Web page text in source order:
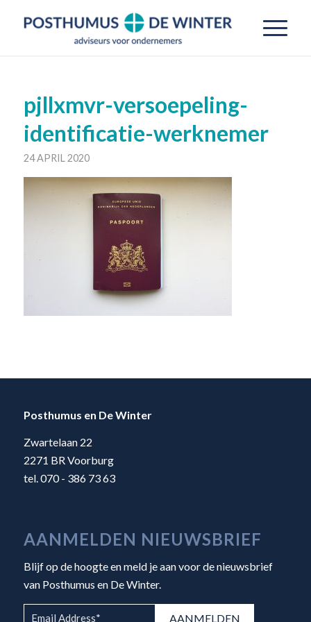
pjllxmvr-versoepeling-
identificatie-werknemer
24 APRIL 2020
Posthumus en De Winter
Zwartelaan 22
2271 BR Voorburg
tel. 070 - 386 73 63
AANMELDEN NIEUWSBRIEF
Blijf op de hoogte en meld je aan voor de nieuwsbrief
van Posthumus en De Winter.